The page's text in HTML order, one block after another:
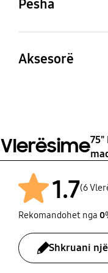
punës
50 kg
78/88" të lakuar
Pesha
Seti
6.5
Aksesorë
Vlerësime75"
1.7(6
Rekomandohet nga 0
Shkruani